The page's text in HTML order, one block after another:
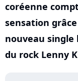
coréenne
sensation
nouveau single
du rock Lenny